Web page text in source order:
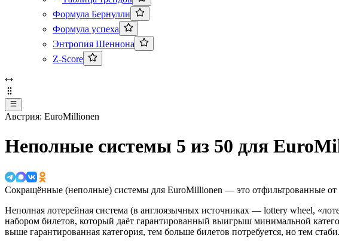
Формула Бернулли
Формула успеха
Энтропия Шеннона
Z-Score
Австрия: EuroMillionen
Неполные системы 5 из 50 для
Сокращённые (неполные) системы для EuroMillionen — это отфильтрованные
Неполная лотерейная система (в англоязычных источниках — lottery wheel,
набором билетов, который даёт гарантированный выигрыш минимальной
выше гарантированная категория, тем больше билетов потребуется, но тем